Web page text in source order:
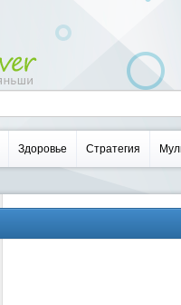
Здоровье Стратегия